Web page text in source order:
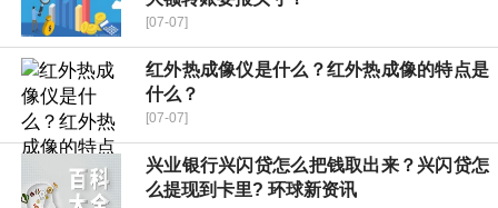
[07-07]
红外热成像仪是什么？红外热成像的特点是
什么？
[07-07]
兴业银行兴闪贷怎么把钱取出来？兴闪贷怎
么提现到卡里? 环球新资讯